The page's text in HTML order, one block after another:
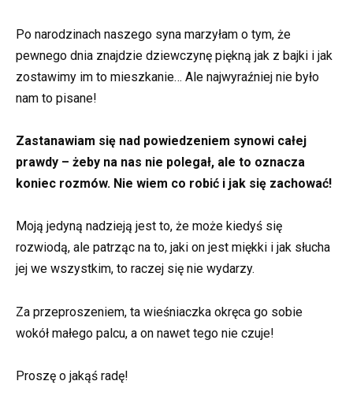
Po narodzinach naszego syna marzyłam o tym, że
pewnego dnia znajdzie dziewczynę piękną jak z bajki i jak
zostawimy im to mieszkanie… Ale najwyraźniej nie było
nam to pisane!
Zastanawiam się nad powiedzeniem synowi całej
prawdy – żeby na nas nie polegał, ale to oznacza
koniec rozmów. Nie wiem co robić i jak się zachować!
Moją jedyną nadzieją jest to, że może kiedyś się
rozwiodą, ale patrząc na to, jaki on jest miękki i jak słucha
jej we wszystkim, to raczej się nie wydarzy.
Za przeproszeniem, ta wieśniaczka okręca go sobie
wokół małego palcu, a on nawet tego nie czuje!
Proszę o jakąś radę!